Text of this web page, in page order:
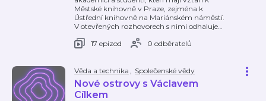
Městské knihovně v Praze, zejména k
Ústřední knihovně na Mariánském náměstí.
V otevřených rozhovorech s nimi odhaluje…
17 epizod
0 odběratelů
Věda a technika , Společenské vědy
Nové ostrovy s Václavem
Cílkem